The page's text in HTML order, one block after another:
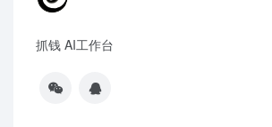
抓钱 AI工作台